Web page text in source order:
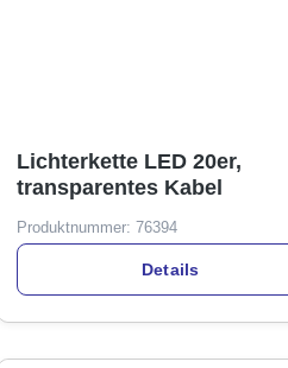
Lichterkette LED 20er,
transparentes Kabel
Produktnummer: 76394
Details